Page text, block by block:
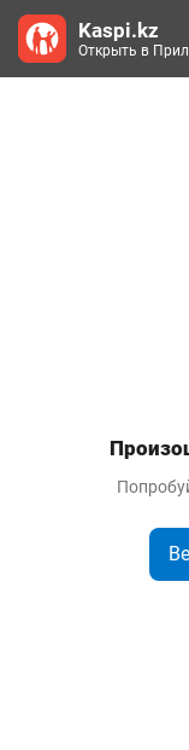
Kaspi.kz
Открыть в